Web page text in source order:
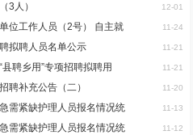
3人） 12-01
位工作人员（2号） 自主就 11-24
拟聘人员名单公示 11-21
聘乡用”专项招聘拟聘用 11-21
聘补充公告（二） 11-20
需紧缺护理人员报名情况统 11-13
需紧缺护理人员报名情况统 11-12